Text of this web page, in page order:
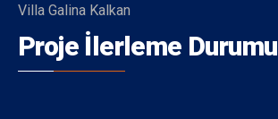
Villa Galina Kalkan
Proje İlerleme Durumu